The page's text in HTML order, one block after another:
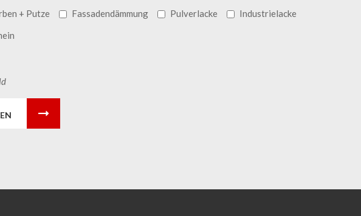
+ Putze
Fassadendämmung Pulverlacke
Industrielacke